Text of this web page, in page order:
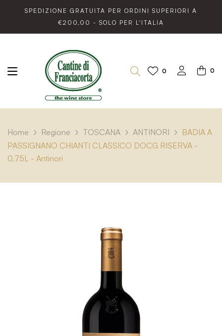
SPEDIZIONE GRATUITA PER ORDINI SUPERIORI A
€200,00 - SOLO PER L'ITALIA
0 0
Home Regione TOSCANA ANTINORI
BADIA A
PASSIGNANO CHIANTI CLASSICO DOCG RISERVA -
0.75L - Antinori